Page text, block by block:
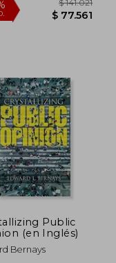
45%
Public
(en Inglés)
Bernays